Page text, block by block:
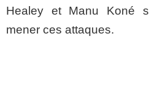
Healey et Manu Koné
mener ces attaques.